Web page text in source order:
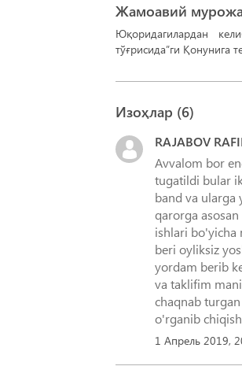
Жамоавий
Юқоридагилардан
тўғрисида”ги Қонунига
Изоҳлар (6)
RAJABOV
Avvalom bor
tugatildi bular
band va ularga
qarorga
ishlari bo'yicha
beri oyliksiz
yordam berib
va taklifim
chaqnab
o'rganib
1 Апрель 2019,